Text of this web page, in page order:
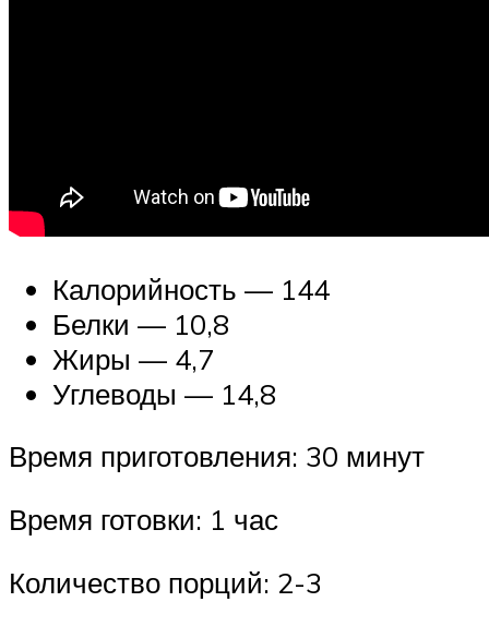
Калорийность — 144
Белки — 10,8
Жиры — 4,7
Углеводы — 14,8
Время приготовления: 30 минут
Время готовки: 1 час
Количество порций: 2-3